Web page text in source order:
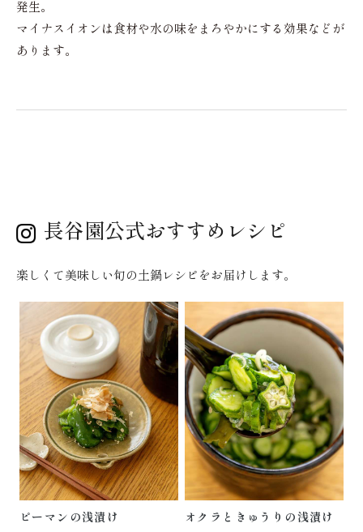
発生。
マイナスイオンは食材や水の味をまろやかにする効果などが
あります。
長谷園公式おすすめレシピ
楽しくて美味しい旬の土鍋レシピをお届けします。
ピーマンの浅漬け オクラときゅうりの浅漬け